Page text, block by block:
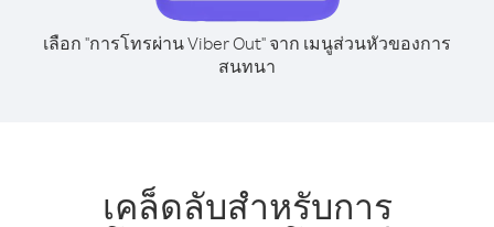
เลือก "การโทรผ่าน Viber Out" จาก เมนูส่วนหัวของการ
สนทนา
เคล็ดลับสำหรับการ